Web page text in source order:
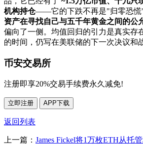
机构持仓——它的下跌不再是"归零恐慌
资产在寻找自己与五千年黄金之间的公
偏向了一侧。均值回归的引力是真实存
的时间，仍写在美联储的下一次决议和
币安交易所
注册即享20%交易手续费永久减免!
立即注册 APP下载
返回列表
上一篇： James Fickel将1万枚ETH从托